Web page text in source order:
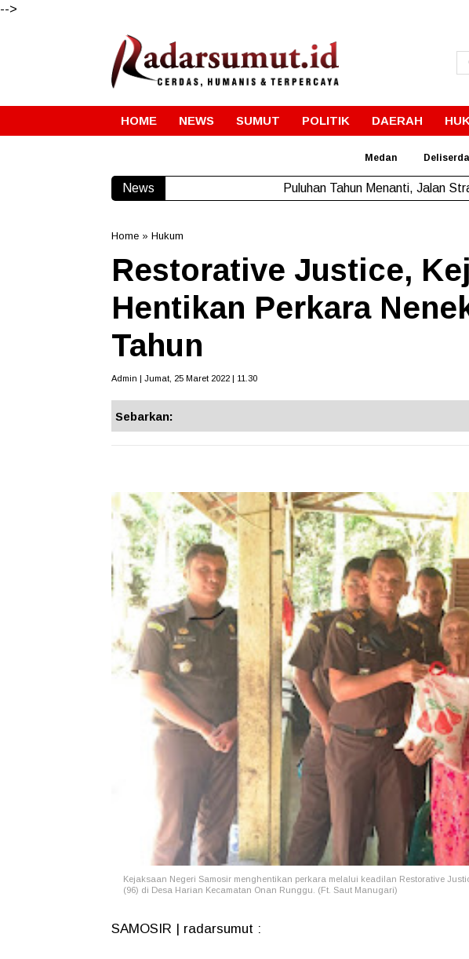
-->
HOME NEWS SUMUT POLITIK DAERAH
Medan
News Gubernur Bobby
Home » Hukum
Restorative Justice,
Hentikan Perkara
Tahun
Admin | Jumat, 25 Maret 2022 | 11.30
Sebarkan:
Kejaksaan Negeri Samosir menghentikan perkara melalui keadilan Restorative
(96) di Desa Harian Kecamatan Onan Runggu. (Ft. Saut Manugari)
SAMOSIR | radarsumut :